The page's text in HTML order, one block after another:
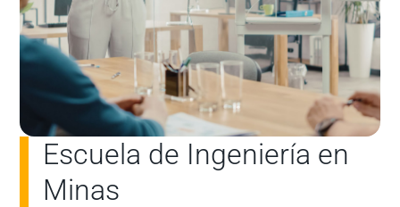
Escuela de Ingeniería en
Minas